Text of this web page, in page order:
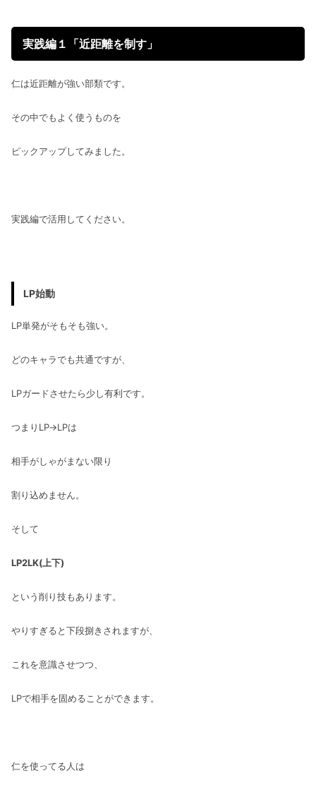
実践編１「近距離を制す」
仁は近距離が強い部類です。
その中でもよく使うものを
ピックアップしてみました。
実践編で活用してください。
LP始動
LP単発がそもそも強い。
どのキャラでも共通ですが、
LPガードさせたら少し有利です。
つまりLP→LPは
相手がしゃがまない限り
割り込めません。
そして
LP2LK(上下)
という削り技もあります。
やりすぎると下段捌きされますが、
これを意識させつつ、
LPで相手を固めることができます。
仁を使ってる人は